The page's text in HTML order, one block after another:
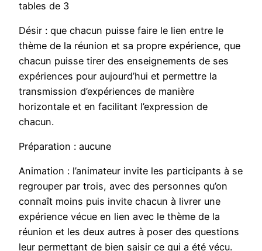
tables de 3
Désir : que chacun puisse faire le lien entre le
thème de la réunion et sa propre expérience, que
chacun puisse tirer des enseignements de ses
expériences pour aujourd’hui et permettre la
transmission d’expériences de manière
horizontale et en facilitant l’expression de
chacun.
Préparation : aucune
Animation : l’animateur invite les participants à se
regrouper par trois, avec des personnes qu’on
connaît moins puis invite chacun à livrer une
expérience vécue en lien avec le thème de la
réunion et les deux autres à poser des questions
leur permettant de bien saisir ce qui a été vécu.